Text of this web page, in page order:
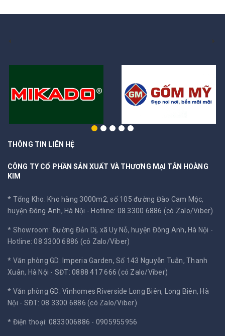
THÔNG TIN LIÊN HỆ
CÔNG TY CỔ PHẦN SẢN XUẤT VÀ THƯƠNG MẠI TÂN HOÀNG
KIM
* Tổng Kho: Kho hàng 3000m2, số 105 đường Đào Cam Mộc,
huyện Đông Anh, Hà Nội -Hotline: 08 3300 6886 (có Zalo/Viber)
* Showroom: Đường Đản Dị, xã Uy Nỗ, huyện Đông Anh, Hà Nội -
Hotline: 08 3300 6886 (có Zalo/Viber)
* Văn phòng GD: Imperia Garden, Số 143 Nguyễn Tuân, Thanh
Xuân, Hà Nội - SĐT: 0888 417 666 (có Zalo/Viber)
* Văn phòng GD: Vinhomes Riverside Long Biên, Long Biên, Hà
Nội - SĐT: 08 3300 6886 (có Zalo/Viber)
* Điện thoại: 0833006886 - 0905955956